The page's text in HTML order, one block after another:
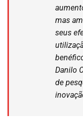
mas
seus
Danilo
de